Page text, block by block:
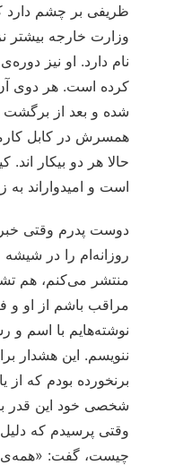
ظریفی بر چشم دارد
وزارت خارجه
نام دارد. او نیز
کرده است. هر دوی
شده و بعد از برگشت
همسرش در کابل
حالا هر دو بیکار
است و امیدواراند به
دوست پدرم وقتی
روزانه‌ام را در شیشه
منتشر می‌کنم، هم
مراقب باشم از او و
نوشته‌هایم با اسم
ننویسم. این هشدار
برنخورده بودم که از
شخصی خود این قدر
وقتی پرسیدم که
چیست، گفت: «همه‌ی